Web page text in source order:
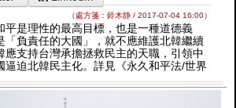
（處方箋：鈴木静 / 2017-07-04 16:00）
平是理性的最高目標，也是一種道德義
「負責任的大國」，就不應維護北韓繼續
應支持台灣承擔拯救民主的天職，引領中
逼迫北韓民主化。詳見《永久和平法/世界